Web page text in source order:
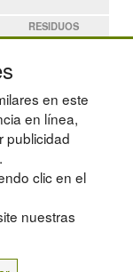
RESIDUOS
Residuos
FRECUENTES
CUENTA
en este
en línea,
publicidad
clic en el
nuestras